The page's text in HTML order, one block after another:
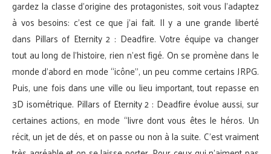
gardez la classe d’origine des protagonistes, soit vous l’adaptez
à vos besoins: c’est ce que j’ai fait. Il y a une grande liberté
dans Pillars of Eternity 2 : Deadfire. Votre équipe va changer
tout au long de l’histoire, rien n’est figé. On se promène dans le
monde d’abord en mode “icône”, un peu comme certains JRPG.
Puis, une fois dans une ville ou lieu important, tout repasse en
3D isométrique. Pillars of Eternity 2 : Deadfire évolue aussi, sur
certaines actions, en mode “livre dont vous êtes le héros. Un
récit, un jet de dés, et on passe ou non à la suite. C’est vraiment